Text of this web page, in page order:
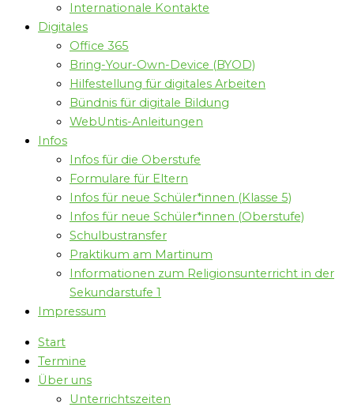
Internationale Kontakte
Digitales
Office 365
Bring-Your-Own-Device (BYOD)
Hilfestellung für digitales Arbeiten
Bündnis für digitale Bildung
WebUntis-Anleitungen
Infos
Infos für die Oberstufe
Formulare für Eltern
Infos für neue Schüler*innen (Klasse 5)
Infos für neue Schüler*innen (Oberstufe)
Schulbustransfer
Praktikum am Martinum
Informationen zum Religionsunterricht in der
Sekundarstufe 1
Impressum
Start
Termine
Über uns
Unterrichtszeiten